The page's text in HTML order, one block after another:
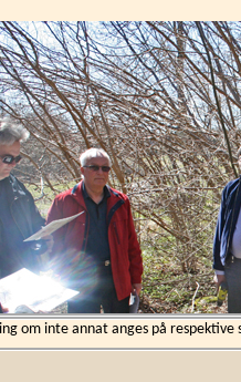
om inte annat anges på